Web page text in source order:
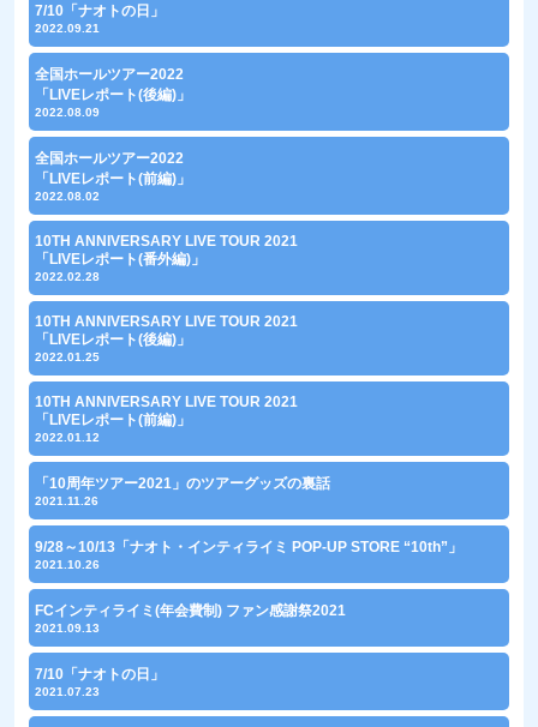
7/10「ナオトの日」
2022.09.21
全国ホールツアー2022
「LIVEレポート(後編)」
2022.08.09
全国ホールツアー2022
「LIVEレポート(前編)」
2022.08.02
10TH ANNIVERSARY LIVE TOUR 2021
「LIVEレポート(番外編)」
2022.02.28
10TH ANNIVERSARY LIVE TOUR 2021
「LIVEレポート(後編)」
2022.01.25
10TH ANNIVERSARY LIVE TOUR 2021
「LIVEレポート(前編)」
2022.01.12
「10周年ツアー2021」のツアーグッズの裏話
2021.11.26
9/28～10/13「ナオト・インティライミ POP-UP STORE “10th”」
2021.10.26
FCインティライミ(年会費制) ファン感謝祭2021
2021.09.13
7/10「ナオトの日」
2021.07.23